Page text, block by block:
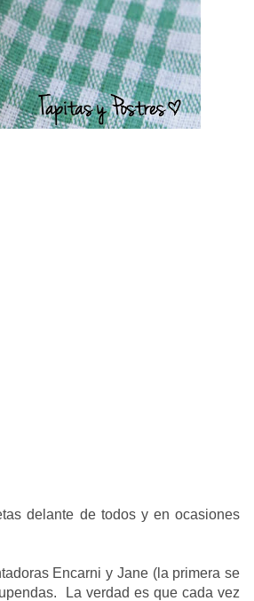
delante de todos y en ocasiones
Encarni y Jane (la primera se
La verdad es que cada vez